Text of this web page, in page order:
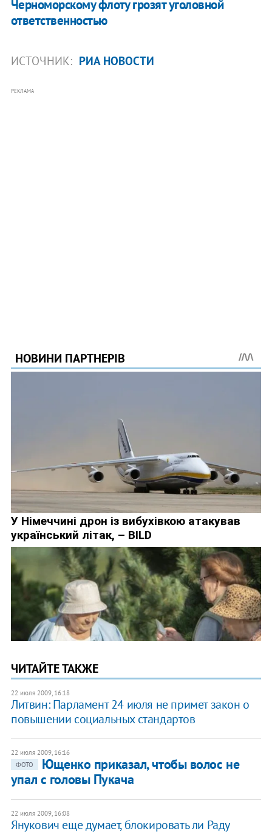
Черноморскому флоту грозят уголовной
ответственностью
ИСТОЧНИК: РИА НОВОСТИ
РЕКЛАМА
ЧИТАЙТЕ ТАКЖЕ
22 июля 2009, 16:18
Литвин: Парламент 24 июля не примет закон о
повышении социальных стандартов
22 июля 2009, 16:16
ФОТО
Ющенко приказал, чтобы волос не
упал с головы Пукача
22 июля 2009, 16:08
Янукович еще думает, блокировать ли Раду